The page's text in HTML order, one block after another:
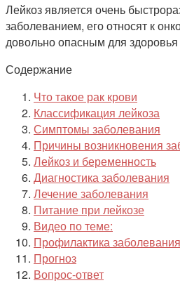
Лейкоз является очень
заболеванием, его относят к
довольно опасным для здоровья
Содержание
Что такое рак крови
Классификация лейкоза
Симптомы заболевания
Причины возникновения
Лейкоз и беременность
Диагностика заболевания
Лечение заболевания
Питание при лейкозе
Видео по теме:
Профилактика заболевания
Прогноз
Вопрос-ответ